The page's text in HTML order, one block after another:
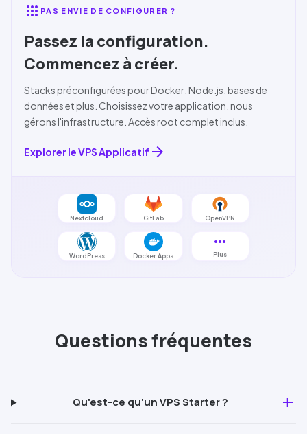
apps PAS ENVIE DE CONFIGURER ?
Passez la configuration.
Commencez à créer.
Stacks préconfigurées pourDocker , Node.js, bases de
données et plus. Choisissez votre application, nous
gérons l'infrastructure. Accès root complet inclus.
Explorer le VPS Applicatif arrow_forward
Nextcloud GitLab OpenVPN
WordPress Docker Apps
more_horiz
Plus
Questions fréquentes
Qu'est-ce qu'un VPSStarter? add